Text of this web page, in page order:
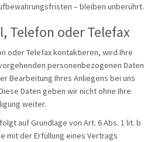
– bleiben unberührt.
Telefon oder Telefax
oder Telefax kontaktieren, wird Ihre
personenbezogenen Daten
Bearbeitung Ihres Anliegens bei uns
Daten geben wir nicht ohne Ihre
weiter.
auf Grundlage von Art. 6 Abs. 1 lit. b
mit der Erfüllung eines Vertrags